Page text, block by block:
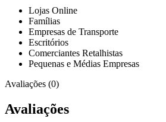
Lojas Online
Famílias
Empresas de Transporte
Escritórios
Comerciantes Retalhistas
Pequenas e Médias Empresas
Avaliações (0)
Avaliações